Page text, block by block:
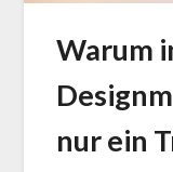
Warum
nur ein